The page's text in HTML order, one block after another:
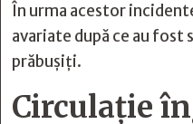
În urma acestor
avariate după ce au fost
prăbușiți.
Circulație